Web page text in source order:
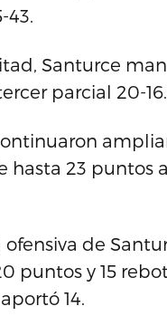
43.
Santurce
parcial 20-16.
hasta 23 puntos
de
puntos y 15
14.